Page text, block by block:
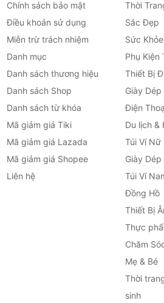
Chính sách bảo mật
Điều khoản sử dụng
Miễn trừ trách nhiệm
Danh mục
Danh sách thương hiệu
Danh sách Shop
Danh sách từ khóa
Mã giảm giá Tiki
Mã giảm giá Lazada
Mã giảm giá Shopee
Liên hệ
Thời
Sắc Đẹp
Sức Khỏe
Phụ Kiện
Thiết Bị
Giày Dép
Điện
Du lịch &
Túi Ví Nữ
Giày
Túi Ví
Đồng Hồ
Thiết Bị
Thực
Chăm
Mẹ & Bé
Thời
sinh